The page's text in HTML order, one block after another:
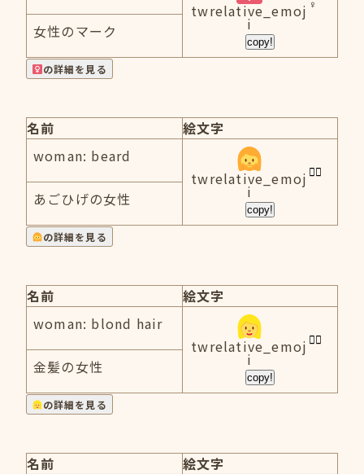
twrelative_emoj
i
copy!
女性のマーク
の詳細を見る
名前
絵文字
woman: beard
twrelative_emoj
i
copy!
あごひげの女性
の詳細を見る
名前
絵文字
woman: blond hair
twrelative_emoj
i
copy!
金髪の女性
の詳細を見る
名前
絵文字